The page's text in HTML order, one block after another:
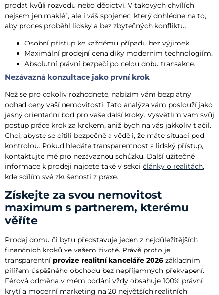
prodat kvůli rozvodu nebo dědictví. V takových chvílích
nejsem jen makléř, ale i váš spojenec, který dohlédne na to,
aby proces proběhl lidsky a bez zbytečných konfliktů.
Osobní přístup ke každému případu bez výjimek.
Maximální prodejní cena díky moderním technologiím.
Absolutní právní bezpečí po celou dobu transakce.
Nezávazná konzultace jako první krok
Než se pro cokoliv rozhodnete, nabízím vám bezplatný
odhad ceny vaší nemovitosti. Tato analýza vám poslouží jako
jasný orientační bod pro vaše další kroky. Vysvětlím vám svůj
postup práce krok za krokem, aniž bych na vás jakkoliv tlačil.
Chci, abyste se cítili bezpečně a věděli, že máte situaci pod
kontrolou. Pokud hledáte transparentnost a lidský přístup,
kontaktujte mě pro nezávaznou schůzku. Další užitečné
informace k prodeji najdete také v sekci články o realitách,
kde sdílím své zkušenosti z praxe.
Získejte za svou nemovitost
maximum s partnerem, kterému
věříte
Prodej domu či bytu představuje jeden z nejdůležitějších
finančních kroků ve vašem životě. Právě proto je
transparentní provize realitní kanceláře 2026 základním
pilířem úspěšného obchodu bez nepříjemných překvapení.
Férová odměna v mém podání vždy obsahuje 100% právní
krytí a moderní marketing na 20 největších realitních